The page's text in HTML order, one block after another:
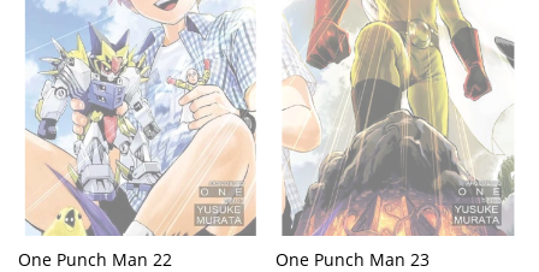
One Punch Man 22
One Punch Man 23